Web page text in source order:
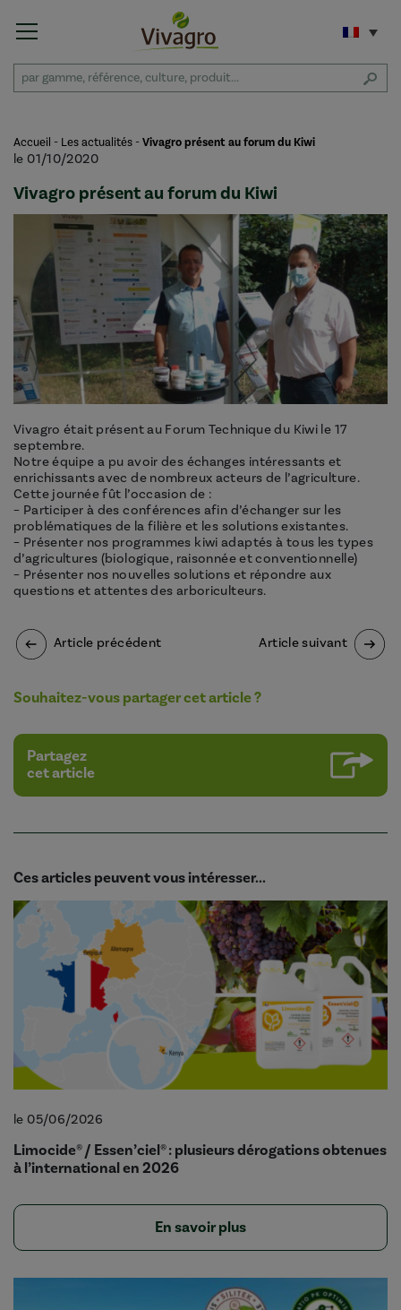
Accueil - Les actualités -Vivagro présent au forum du Kiwi
le 01/10/2020
Vivagro présent au forum du Kiwi
Vivagro était présent au Forum Technique du Kiwi le 17
septembre.
Notre équipe a pu avoir des échanges intéressants et
enrichissants avec de nombreux acteurs de l’agriculture.
Cette journée fût l’occasion de :
– Participer à des conférences afin d’échanger sur les
problématiques de la filière et les solutions existantes.
– Présenter nos programmes kiwi adaptés à tous les types
d’agricultures (biologique, raisonnée et conventionnelle)
– Présenter nos nouvelles solutions et répondre aux
questions et attentes des arboriculteurs.
Article précédent Article suivant
Souhaitez-vous partager cet article ?
Partagez
cet article
Ces articles peuvent vous intéresser...
le 05/06/2026
Limocide® / Essen’ciel® : plusieurs dérogations obtenues
à l’international en 2026
En savoir plus